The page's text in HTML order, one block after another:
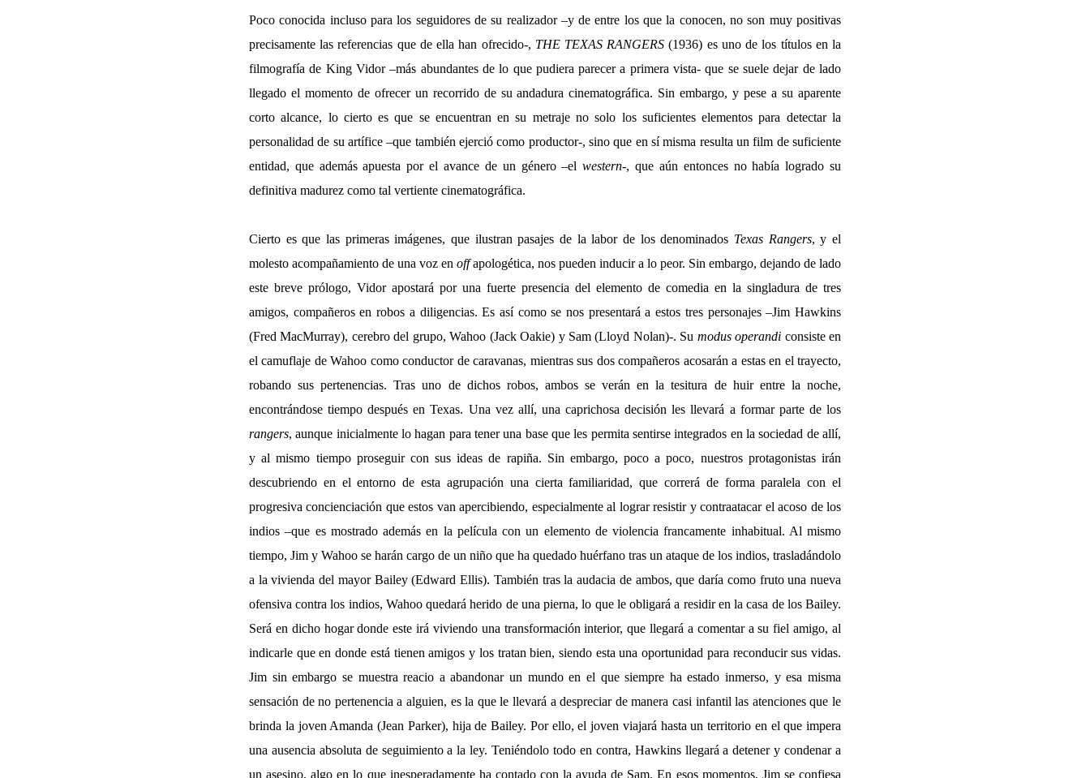
Poco conocida incluso para los seguidores de su realizador –y de entre los que la conocen, no son muy positivas
precisamente las referencias que de ella han ofrecido-, THE TEXAS RANGERS (1936) es uno de los títulos en la
filmografía de King Vidor –más abundantes de lo que pudiera parecer a primera vista- que se suele dejar de lado
llegado el momento de ofrecer un recorrido de su andadura cinematográfica. Sin embargo, y pese a su aparente
corto alcance, lo cierto es que se encuentran en su metraje no solo los suficientes elementos para detectar la
personalidad de su artífice –que también ejerció como productor-, sino que en sí misma resulta un film de suficiente
entidad, que además apuesta por el avance de un género –elwestern-, que aún entonces no había logrado su
definitiva madurez como tal vertiente cinematográfica.
Cierto es que las primeras imágenes, que ilustran pasajes de la labor de los denominados Texas Rangers, y el
molesto acompañamiento de una voz en offapologética, nos pueden inducir a lo peor. Sin embargo, dejando de lado
este breve prólogo, Vidor apostará por una fuerte presencia del elemento de comedia en la singladura de tres
amigos, compañeros en robos a diligencias. Es así como se nos presentará a estos tres personajes –Jim Hawkins
(Fred MacMurray), cerebro del grupo, Wahoo (Jack Oakie) y Sam (Lloyd Nolan)-. Su modus operandi consiste en
el camuflaje de Wahoo como conductor de caravanas, mientras sus dos compañeros acosarán a estas en el trayecto,
robando sus pertenencias. Tras uno de dichos robos, ambos se verán en la tesitura de huir entre la noche,
encontrándose tiempo después en Texas. Una vez allí, una caprichosa decisión les llevará a formar parte de los
rangers, aunque inicialmente lo hagan para tener una base que les permita sentirse integrados en la sociedad de allí,
y al mismo tiempo proseguir con sus ideas de rapiña. Sin embargo, poco a poco, nuestros protagonistas irán
descubriendo en el entorno de esta agrupación una cierta familiaridad, que correrá de forma paralela con el
progresiva concienciación que estos van apercibiendo, especialmente al lograr resistir y contraatacar el acoso de los
indios –que es mostrado además en la película con un elemento de violencia francamente inhabitual. Al mismo
tiempo, Jim y Wahoo se harán cargo de un niño que ha quedado huérfano tras un ataque de los indios, trasladándolo
a la vivienda del mayor Bailey (Edward Ellis). También tras la audacia de ambos, que daría como fruto una nueva
ofensiva contra los indios, Wahoo quedará herido de una pierna, lo que le obligará a residir en la casa de los Bailey.
Será en dicho hogar donde este irá viviendo una transformación interior, que llegará a comentar a su fiel amigo, al
indicarle que en donde está tienen amigos y los tratan bien, siendo esta una oportunidad para reconducir sus vidas.
Jim sin embargo se muestra reacio a abandonar un mundo en el que siempre ha estado inmerso, y esa misma
sensación de no pertenencia a alguien, es la que le llevará a despreciar de manera casi infantil las atenciones que le
brinda la joven Amanda (Jean Parker), hija de Bailey. Por ello, el joven viajará hasta un territorio en el que impera
una ausencia absoluta de seguimiento a la ley. Teniéndolo todo en contra, Hawkins llegará a detener y condenar a
un asesino, algo en lo que inesperadamente ha contado con la ayuda de Sam. En esos momentos, Jim se confiesa